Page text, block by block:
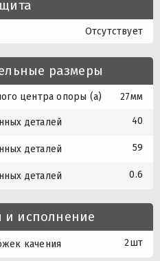
Отсутствует
размеры
центра опоры (a) 27мм
деталей 40
деталей 59
деталей 0.6
и исполнение
качения 2шт